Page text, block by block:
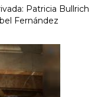
Patricia Bullrich
Fernández